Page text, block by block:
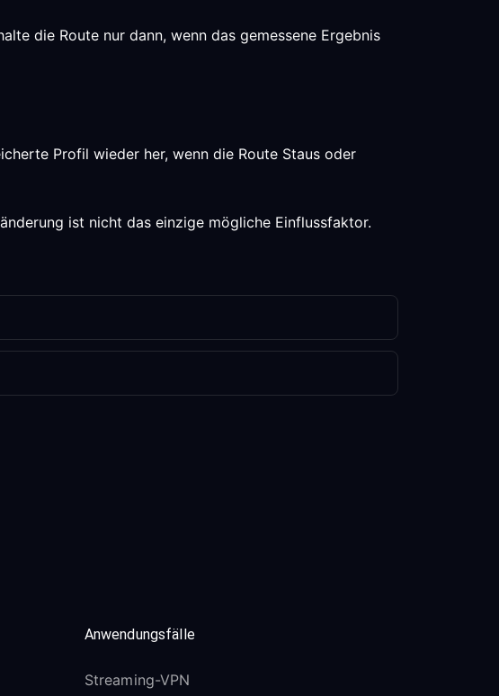
die Route nur dann, wenn das gemessene Ergebnis
Profil wieder her, wenn die Route Staus oder
ist nicht das einzige mögliche Einflussfaktor.
Anwendungsfälle
Streaming-VPN